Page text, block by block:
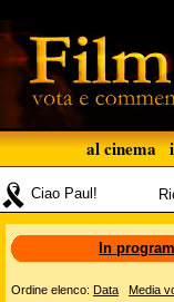
al cinema
Ciao Paul!
In
Ordine elenco: Data Media